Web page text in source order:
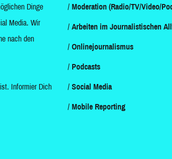
Dinge
Media. Wir
nach den
Informier Dich
Moderation (Radio/TV/Video/
Arbeiten im Journalistischen
Onlinejournalismus
Podcasts
Social Media
Mobile Reporting